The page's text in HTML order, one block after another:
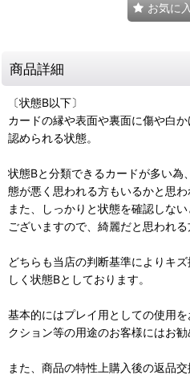
お気に
商品詳細
〔状態B以下〕
カードの縁や表面や裏面に傷や白
認められる状態。
状態Bと分類できるカードが多い為
態が悪く思われる方もいるかと思わ
また、しっかりと状態を確認しな
ございますので、綺麗だと思われる
どちらも当店の判断基準によりキ
しく状態Bとしております。
基本的にはプレイ用としての使用
クション等の用途のお客様にはお勧
また、商品の特性上購入後の返品